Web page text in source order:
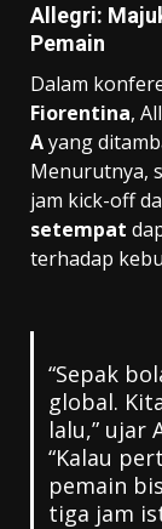
Allegri:
Pemain
Dalam
Fiorentina,
Ayang
Menurutnya,
jam kick-off
setempat
terhadap
“Sepak
global.
lalu,” ujar
“Kalau
pemain
tiga jam